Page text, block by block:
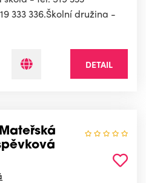
333 336.Školní družina -
DETAIL